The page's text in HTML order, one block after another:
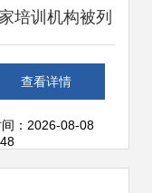
培训机构被列
名单 有你家孩
报的班吗？
查看详情
：2026-08-08